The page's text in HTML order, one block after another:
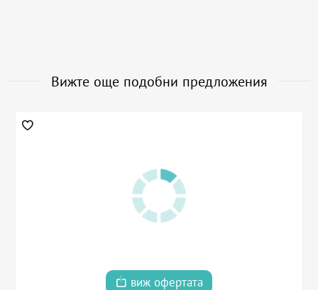
Вижте още подобни предложения
виж офертата